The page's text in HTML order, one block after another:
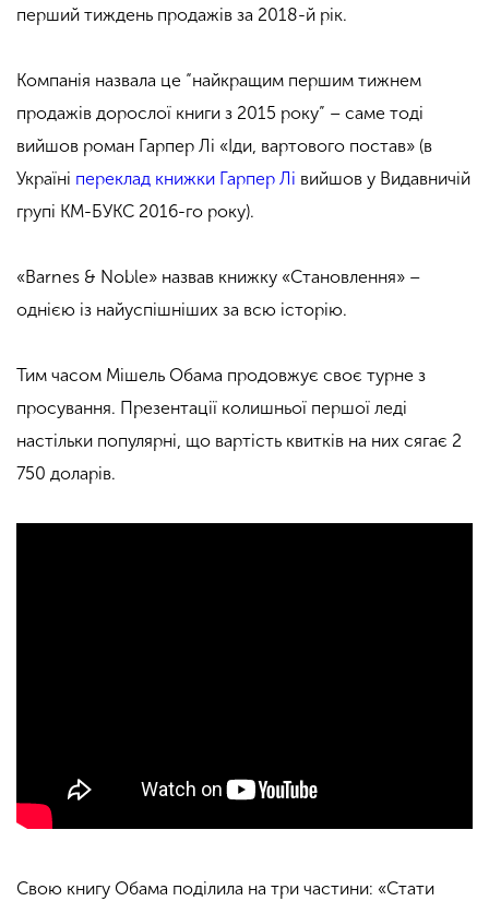
перший тиждень продажів за 2018-й рік.
Компанія назвала це “найкращим першим тижнем
продажів дорослої книги з 2015 року” – саме тоді
вийшов роман Гарпер Лі «Іди, вартового постав» (в
Україні переклад книжки Гарпер Лі вийшов у Видавничій
групі КМ-БУКС 2016-го року).
«Barnes & Noble» назвав книжку «Становлення» –
однією із найуспішніших за всю історію.
Тим часом Мішель Обама продовжує своє турне з
просування. Презентації колишньої першої леді
настільки популярні, що вартість квитків на них сягає 2
750 доларів.
Свою книгу Обама поділила на три частини: «Стати